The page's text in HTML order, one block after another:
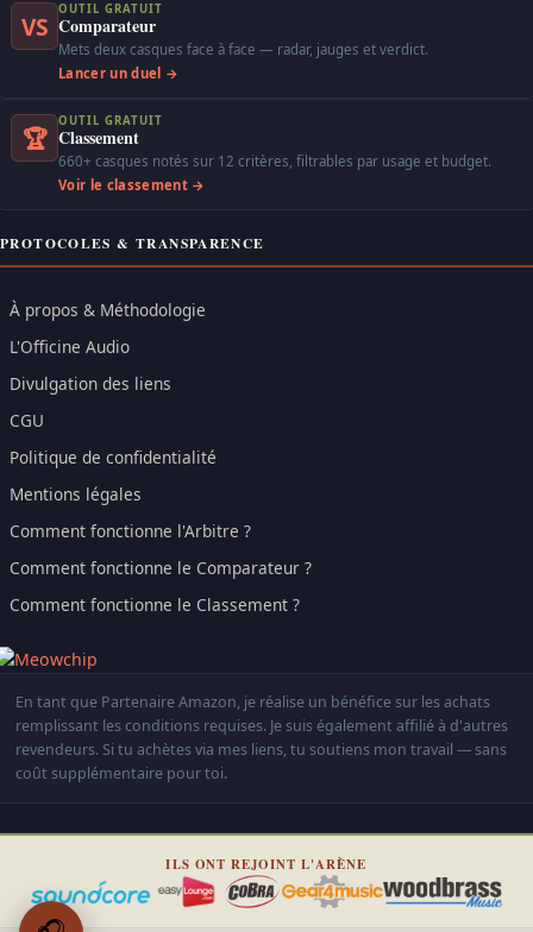
VS
OUTIL GRATUIT
Comparateur
Mets deux casques face à face — radar, jauges et verdict.
Lancer un duel →
🏆
OUTIL GRATUIT
Classement
660+ casques notés sur 12 critères, filtrables par usage et budget.
Voir le classement →
PROTOCOLES & TRANSPARENCE
À propos & Méthodologie
L'Officine Audio
Divulgation des liens
CGU
Politique de confidentialité
Mentions légales
Comment fonctionne l'Arbitre ?
Comment fonctionne le Comparateur ?
Comment fonctionne le Classement ?
En tant que Partenaire Amazon, je réalise un bénéfice sur les achats
remplissant les conditions requises. Je suis également affilié à d'autres
revendeurs. Si tu achètes via mes liens, tu soutiens mon travail — sans
coût supplémentaire pour toi.
ILS ONT REJOINT L'ARÈNE